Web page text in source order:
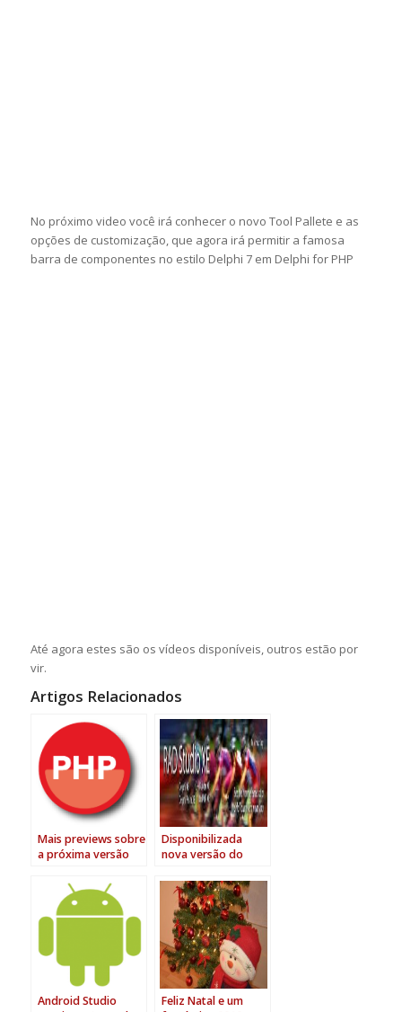
No próximo video você irá conhecer o novo Tool Pallete e as
opções de customização, que agora irá permitir a famosa
barra de componentes no estilo Delphi 7 em Delphi for PHP
Até agora estes são os vídeos disponíveis, outros estão por
vir.
Artigos Relacionados
Mais previews sobre
a próxima versão
Disponibilizada
nova versão do
C++Builder XE,
Delphi Prism XE e
RadPHP XE
Android Studio
Feliz Natal e um